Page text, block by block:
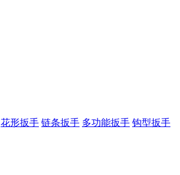
花形扳手 链条扳手 多功能扳手 钩型扳手